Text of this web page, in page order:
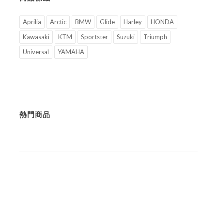
Aprilia Arctic BMW Glide Harley
HONDA
Kawasaki
KTM Sportster Suzuki
Triumph
Universal
YAMAHA
熱門商品